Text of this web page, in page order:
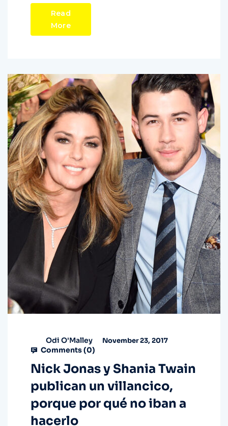
Read
More
Odi O'Malley November 23, 2017
Comments (0)
Nick Jonas y Shania Twain
publican un villancico,
porque por qué no iban a
hacerlo